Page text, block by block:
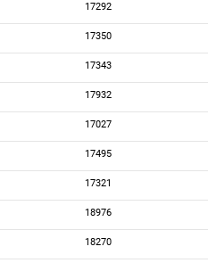
17292
17350
17343
17932
17027
17495
17321
18976
18270